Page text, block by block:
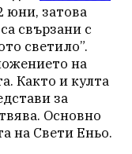
юни, затова
свързани с
светило”.
на
Както и култа
за
Основно
на Свети Еньо.